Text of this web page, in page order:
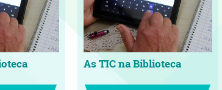
As TIC na Biblioteca